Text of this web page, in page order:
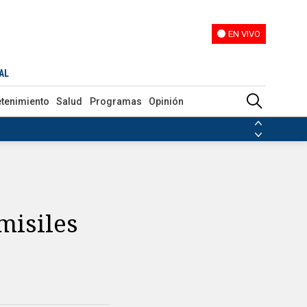
EN VIVO
Salud Programas Opinión
de las FARC